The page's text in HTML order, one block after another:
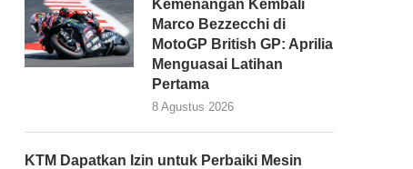
Kemenangan Kembali
Marco Bezzecchi di
MotoGP British GP: Aprilia
Menguasai Latihan
Pertama
8 Agustus 2026
KTM Dapatkan Izin untuk Perbaiki Mesin